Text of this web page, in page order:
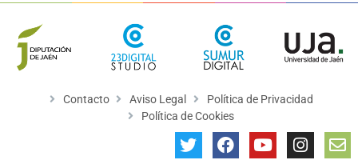
Contacto Aviso Legal
Política de Privacidad
Política de Cookies